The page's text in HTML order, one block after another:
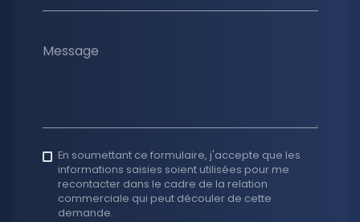
Message
En soumettant ce formulaire, j'accepte que les
informations saisies soient utilisées pour me
recontacter dans le cadre de la relation
commerciale qui peut découler de cette
demande.